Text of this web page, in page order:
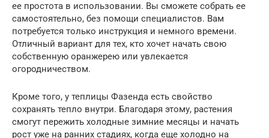
ее простота в использовании. Вы сможете собрать ее
самостоятельно, без помощи специалистов. Вам
потребуется только инструкция и немного времени.
Отличный вариант для тех, кто хочет начать свою
собственную оранжерею или увлекается
огородничеством.
Кроме того, у теплицы Фазенда есть свойство
сохранять тепло внутри. Благодаря этому, растения
смогут пережить холодные зимние месяцы и начать
рост уже на ранних стадиях, когда еще холодно на